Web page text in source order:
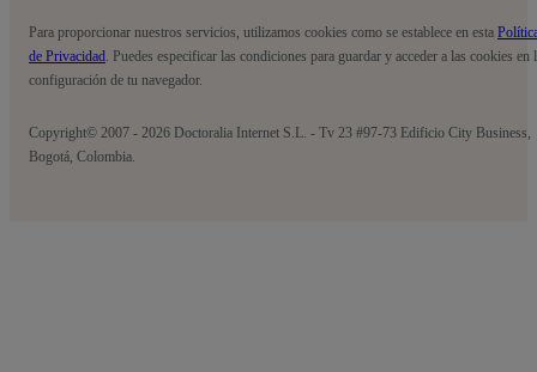
Para proporcionar nuestros servicios, utilizamos cookies como se establece en esta
de Privacidad. Puedes especificar las condiciones para guardar y acceder a las cookies en
configuración de tu navegador.
Copyright© 2007 - 2026 Doctoralia Internet S.L. - Tv 23 #97-73 Edificio City Business,
Bogotá, Colombia.